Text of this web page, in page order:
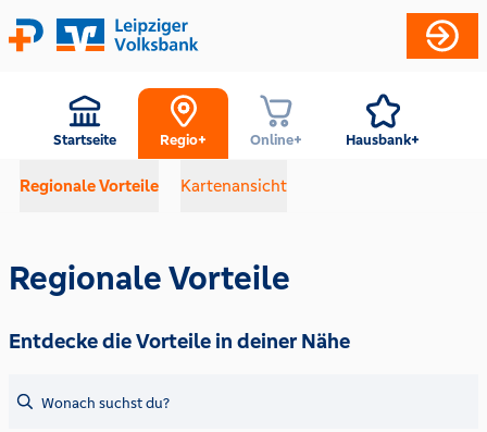
Startseite Regio+ Online+ Hausbank+
Regionale Vorteile Kartenansicht
Regionale Vorteile
Entdecke die Vorteile in deiner Nähe